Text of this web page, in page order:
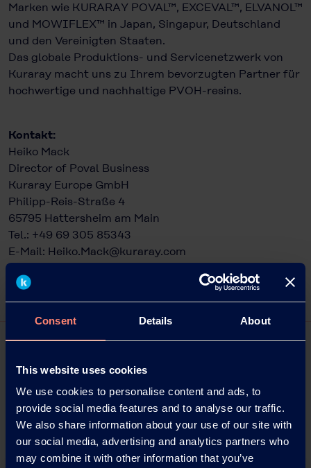
Consent Details About
This website uses cookies
We use cookies to personalise content and ads, to
provide social media features and to analyse our traffic.
We also share information about your use of our site with
our social media, advertising and analytics partners who
may combine it with other information that you’ve
Marken wie KURARAY POVAL™, EXCEVAL™, ELVANOL™
und MOWIFLEX™ in Japan, Singapur, Deutschland
und den Vereinigten Staaten.
Das globale Produktions- und Servicenetzwerk von
Kuraray macht uns zu Ihrem bevorzugten Partner für
hochwertige und nachhaltige PVOH-resins.
Kontakt:
Heiko Mack
Director of Poval Business
Kuraray Europe GmbH
Philipp-Reis-Straße 4
65795 Hattersheim am Main
Tel.: +49 69 305 85343
E-Mail: Heiko.Mack@kuraray.com